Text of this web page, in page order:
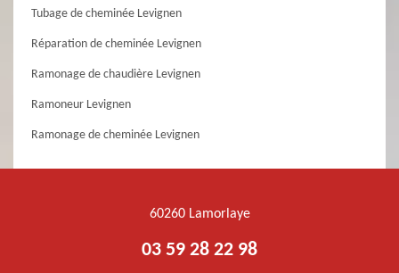
Tubage de cheminée Levignen
Réparation de cheminée Levignen
Ramonage de chaudière Levignen
Ramoneur Levignen
Ramonage de cheminée Levignen
60260 Lamorlaye
03 59 28 22 98